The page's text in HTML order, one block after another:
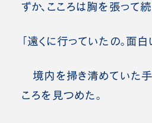
ずか、こころは胸を張って続
「遠くに行っていたの。面
境内を掃き清めていた手
ころを見つめた。